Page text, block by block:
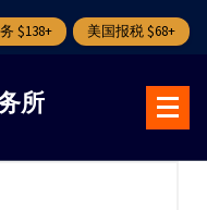
$138+ 美国报税 $68+
所